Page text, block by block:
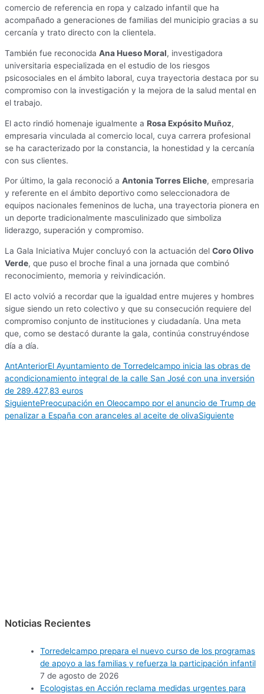
comercio de referencia en ropa y calzado infantil que ha
acompañado a generaciones de familias del municipio gracias a su
cercanía y trato directo con la clientela.
También fue reconocida Ana Hueso Moral, investigadora
universitaria especializada en el estudio de los riesgos
psicosociales en el ámbito laboral, cuya trayectoria destaca por su
compromiso con la investigación y la mejora de la salud mental en
el trabajo.
El acto rindió homenaje igualmente a Rosa Expósito Muñoz,
empresaria vinculada al comercio local, cuya carrera profesional
se ha caracterizado por la constancia, la honestidad y la cercanía
con sus clientes.
Por último, la gala reconoció a Antonia Torres Eliche, empresaria
y referente en el ámbito deportivo como seleccionadora de
equipos nacionales femeninos de lucha, una trayectoria pionera en
un deporte tradicionalmente masculinizado que simboliza
liderazgo, superación y compromiso.
La Gala Iniciativa Mujer concluyó con la actuación del Coro Olivo
Verde, que puso el broche final a una jornada que combinó
reconocimiento, memoria y reivindicación.
El acto volvió a recordar que la igualdad entre mujeres y hombres
sigue siendo un reto colectivo y que su consecución requiere del
compromiso conjunto de instituciones y ciudadanía. Una meta
que, como se destacó durante la gala, continúa construyéndose
día a día.
AntAnteriorEl Ayuntamiento de Torredelcampo inicia las obras de
acondicionamiento integral de la calle San José con una inversión
de 289.427,83 euros
SiguientePreocupación en Oleocampo por el anuncio de Trump de
penalizar a España con aranceles al aceite de olivaSiguiente
Noticias Recientes
Torredelcampo prepara el nuevo curso de los programas
de apoyo a las familias y refuerza la participación infantil
7 de agosto de 2026
Ecologistas en Acción reclama medidas urgentes para